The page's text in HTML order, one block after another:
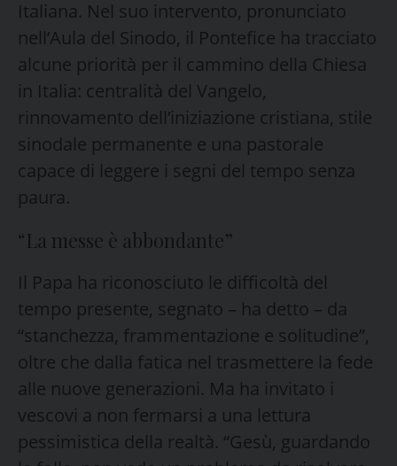
Italiana. Nel suo intervento, pronunciato
nell’Aula del Sinodo, il Pontefice ha tracciato
alcune priorità per il cammino della Chiesa
in Italia: centralità del Vangelo,
rinnovamento dell’iniziazione cristiana, stile
sinodale permanente e una pastorale
capace di leggere i segni del tempo senza
paura.
“La messe è abbondante”
Il Papa ha riconosciuto le difficoltà del
tempo presente, segnato – ha detto – da
“stanchezza, frammentazione e solitudine”,
oltre che dalla fatica nel trasmettere la fede
alle nuove generazioni. Ma ha invitato i
vescovi a non fermarsi a una lettura
pessimistica della realtà. “Gesù, guardando